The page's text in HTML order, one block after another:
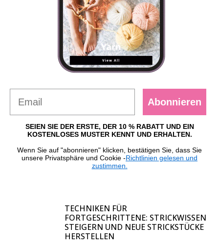
Abonnieren
SEIEN SIE DER ERSTE, DER 10 % RABATT UND EIN
KOSTENLOSES MUSTER KENNT UND ERHALTEN.
Wenn Sie auf "abonnieren" klicken, bestätigen Sie, dass Sie
unsere Privatsphäre und Cookie -Richtlinien gelesen und
zustimmen.
TECHNIKEN FÜR
FORTGESCHRITTENE: STRICKWISSEN
STEIGERN UND NEUE STRICKSTÜCKE
HERSTELLEN